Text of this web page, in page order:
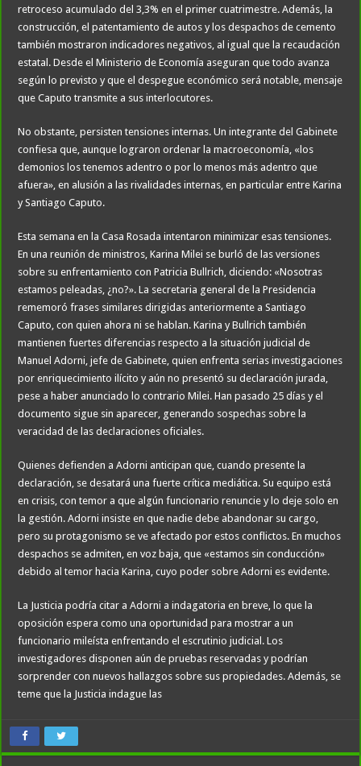
retroceso acumulado del 3,3% en el primer cuatrimestre. Además, la
construcción, el patentamiento de autos y los despachos de cemento
también mostraron indicadores negativos, al igual que la recaudación
estatal. Desde el Ministerio de Economía aseguran que todo avanza
según lo previsto y que el despegue económico será notable, mensaje
que Caputo transmite a sus interlocutores.
No obstante, persisten tensiones internas. Un integrante del Gabinete
confiesa que, aunque lograron ordenar la macroeconomía, «los
demonios los tenemos adentro o por lo menos más adentro que
afuera», en alusión a las rivalidades internas, en particular entre Karina
y Santiago Caputo.
Esta semana en la Casa Rosada intentaron minimizar esas tensiones.
En una reunión de ministros, Karina Milei se burló de las versiones
sobre su enfrentamiento con Patricia Bullrich, diciendo: «Nosotras
estamos peleadas, ¿no?». La secretaria general de la Presidencia
rememoró frases similares dirigidas anteriormente a Santiago
Caputo, con quien ahora ni se hablan. Karina y Bullrich también
mantienen fuertes diferencias respecto a la situación judicial de
Manuel Adorni, jefe de Gabinete, quien enfrenta serias investigaciones
por enriquecimiento ilícito y aún no presentó su declaración jurada,
pese a haber anunciado lo contrario Milei. Han pasado 25 días y el
documento sigue sin aparecer, generando sospechas sobre la
veracidad de las declaraciones oficiales.
Quienes defienden a Adorni anticipan que, cuando presente la
declaración, se desatará una fuerte crítica mediática. Su equipo está
en crisis, con temor a que algún funcionario renuncie y lo deje solo en
la gestión. Adorni insiste en que nadie debe abandonar su cargo,
pero su protagonismo se ve afectado por estos conflictos. En muchos
despachos se admiten, en voz baja, que «estamos sin conducción»
debido al temor hacia Karina, cuyo poder sobre Adorni es evidente.
La Justicia podría citar a Adorni a indagatoria en breve, lo que la
oposición espera como una oportunidad para mostrar a un
funcionario mileísta enfrentando el escrutinio judicial. Los
investigadores disponen aún de pruebas reservadas y podrían
sorprender con nuevos hallazgos sobre sus propiedades. Además, se
teme que la Justicia indague las